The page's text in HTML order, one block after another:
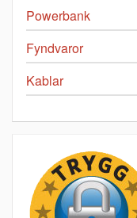
Powerbank
Fyndvaror
Kablar